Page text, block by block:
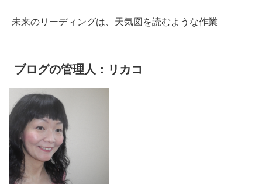
未来のリーディングは、天気図を読むような作業
ブログの管理人：リカコ